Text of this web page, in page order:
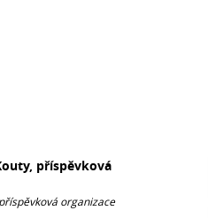
příspěvková
organizace